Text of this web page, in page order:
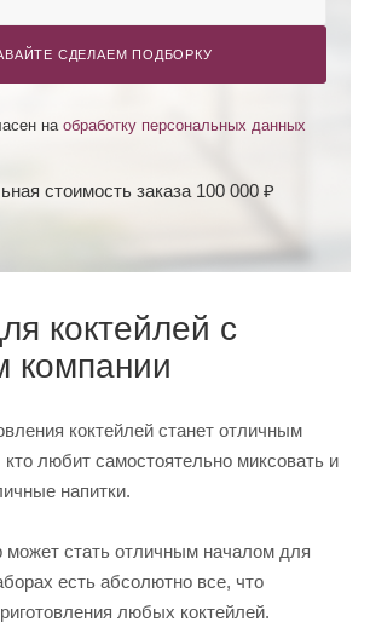
СДЕЛАЕМ ПОДБОРКУ
на обработку персональных данных
стоимость заказа 100 000 ₽
коктейлей с
компании
коктейлей станет отличным
любит самостоятельно миксовать и
напитки.
может стать отличным началом для
есть абсолютно все, что
любых коктейлей.